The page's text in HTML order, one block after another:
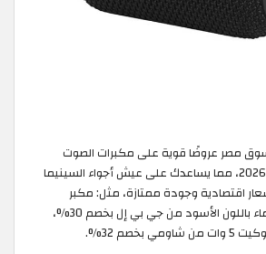
مصر عروضًا قوية على مكبرات الصوت
خلال شهر أغسطس 2026، مما يساعدك على عيش أجواء السينيما
اقتصادية وجودة ممتازة، مثل: مكبر
صوت Go4 مقاوم للماء باللون الأسود من جي بي إل بخصم 30%،
32%.